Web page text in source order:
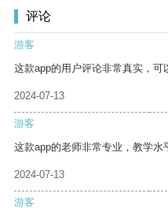
评论
游客
这款app的用户评论非常真实，可
2024-07-13
游客
这款app的老师非常专业，教学水
2024-07-13
游客